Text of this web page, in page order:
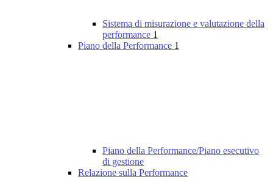
Sistema di misurazione e valutazione della
performance 1
Piano della Performance 1
Piano della Performance/Piano esecutivo
di gestione
Relazione sulla Performance